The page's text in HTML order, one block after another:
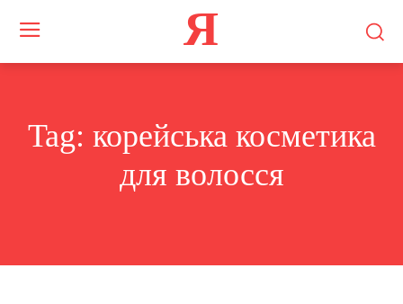
Я
Tag: корейська косметика
для волосся